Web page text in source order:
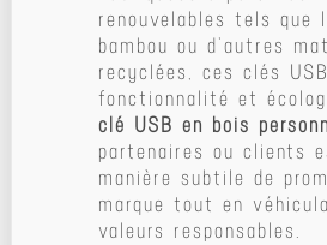
renouvelables tels que
bambou ou d’autres
recyclées, ces clés
fonctionnalité et
clé USB en bois
partenaires ou clients
manière subtile de
marque tout en
valeurs responsables.